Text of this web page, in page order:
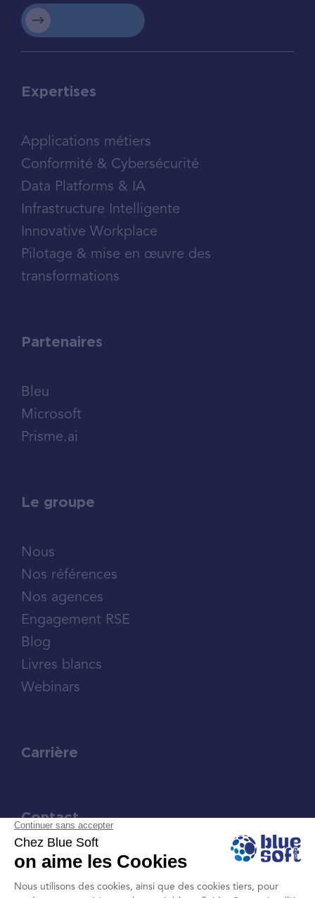
Expertises
Applications métiers
Conformité & Cybersécurité
Data Platforms & IA
Infrastructure Intelligente
Innovative Workplace
Pilotage & mise en œuvre des
transformations
Partenaires
Bleu
Microsoft
Prisme.ai
Le groupe
Nous
Nos références
Nos agences
Engagement RSE
Blog
Livres blancs
Webinars
Carrière
Contact